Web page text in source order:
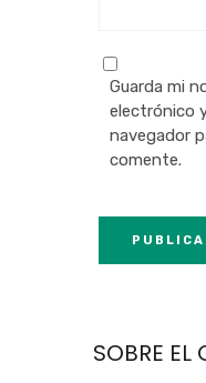
Guarda mi
electrónico
navegador
comente.
SOBRE EL